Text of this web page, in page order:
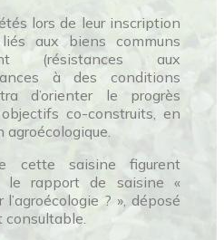
lors de leur inscription
aux biens communs
(résistances aux
à des conditions
d’orienter le progrès
co-construits, en
cette saisine figurent
le rapport de saisine «
? », déposé